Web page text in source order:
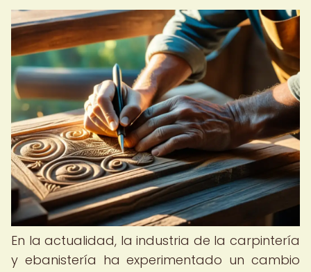
En la actualidad, la industria de la carpintería
y ebanistería ha experimentado un cambio